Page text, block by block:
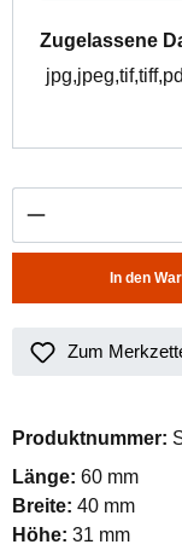
Zugelassene
Produkt
In den
Zum
Produktnummer:
Länge: 60 mm
Breite: 40 mm
Höhe: 31 mm